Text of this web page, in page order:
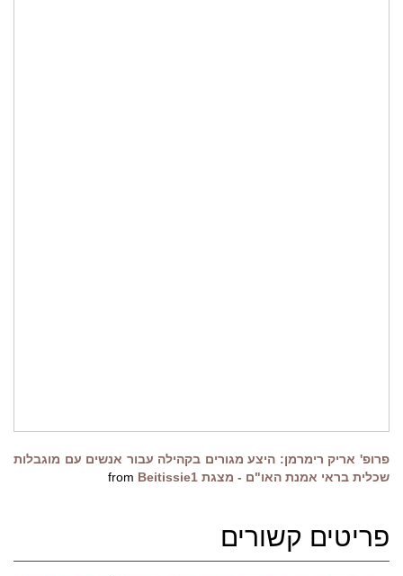
פרופ' אריק רימרמן: היצע מגורים בקהילה עבור אנשים עם מוגבלות
שכלית בראי אמנת האו"ם - מצגת
from Beitissie1
פריטים קשורים